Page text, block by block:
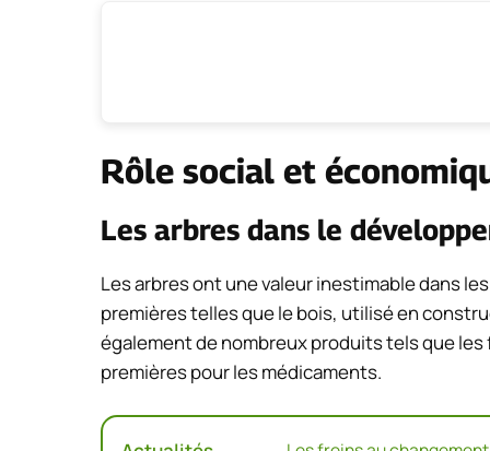
Rôle social et
Les arbres dans le
Les arbres ont une valeur inestimable dans
premières telles que le bois, utilisé en
également de nombreux produits tels que
premières pour les médicaments.